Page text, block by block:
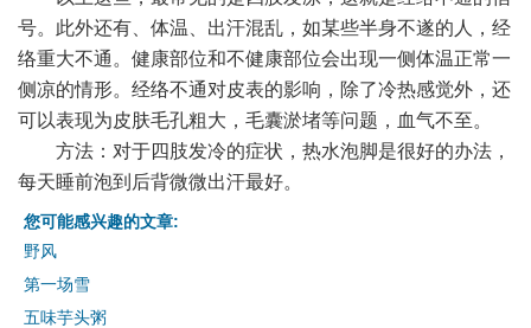
号。此外还有、体温、出汗混乱，如某些半身不遂的人，经
络重大不通。健康部位和不健康部位会出现一侧体温正常一
侧凉的情形。经络不通对皮表的影响，除了冷热感觉外，还
可以表现为皮肤毛孔粗大，毛囊淤堵等问题，血气不至。
方法：对于四肢发冷的症状，热水泡脚是很好的办法，
每天睡前泡到后背微微出汗最好。
您可能感兴趣的文章:
野风
第一场雪
五味芋头粥